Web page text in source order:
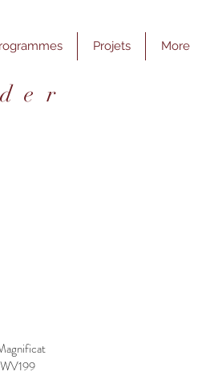
Projets More
e r